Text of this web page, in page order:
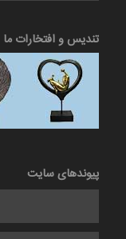
تندیس و افتخارات ما
پیوندهای سایت